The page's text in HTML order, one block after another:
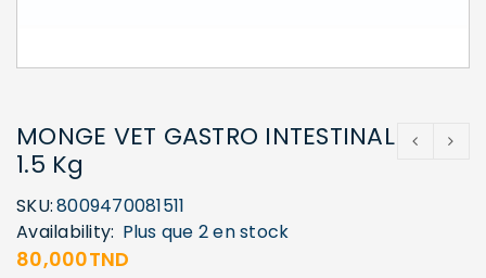
MONGE VET GASTRO INTESTINAL
1.5 Kg
SKU:8009470081511
Availability: Plus que 2 en stock
80,000TND